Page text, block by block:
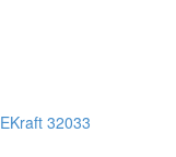
32033